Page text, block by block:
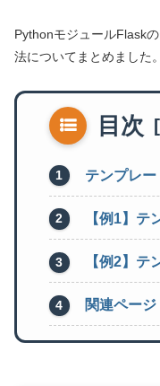
PythonモジュールFlask
法についてまとめました。
目次
テンプレ
【例1】テ
【例2】テ
関連ページ